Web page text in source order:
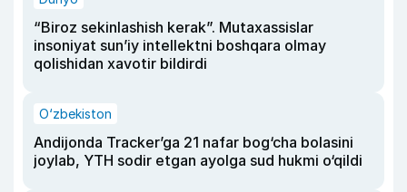
“Biroz sekinlashish kerak”. Mutaxassislar
insoniyat sun’iy intellektni boshqara olmay
qolishidan xavotir bildirdi
O‘zbekiston
Andijonda Tracker’ga 21 nafar bog‘cha bolasini
joylab, YTH sodir etgan ayolga sud hukmi o‘qildi